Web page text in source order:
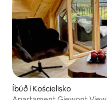
Íbúð í Kościelisko